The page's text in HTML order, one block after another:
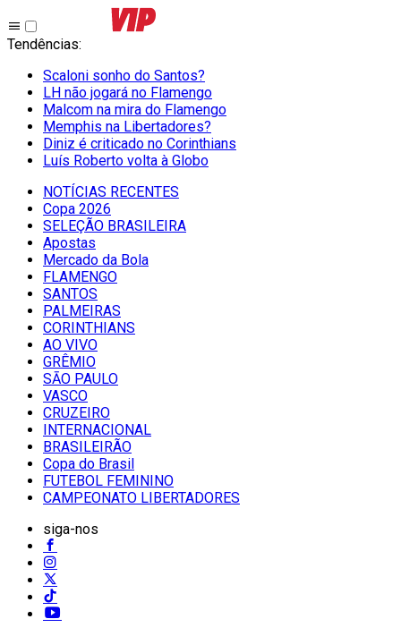
Tendências:
Scaloni sonho do Santos?
LH não jogará no Flamengo
Malcom na mira do Flamengo
Memphis na Libertadores?
Diniz é criticado no Corinthians
Luís Roberto volta à Globo
NOTÍCIAS RECENTES
Copa 2026
SELEÇÃO BRASILEIRA
Apostas
Mercado da Bola
FLAMENGO
SANTOS
PALMEIRAS
CORINTHIANS
AO VIVO
GRÊMIO
SĀO PAULO
VASCO
CRUZEIRO
INTERNACIONAL
BRASILEIRÃO
Copa do Brasil
FUTEBOL FEMININO
CAMPEONATO LIBERTADORES
siga-nos